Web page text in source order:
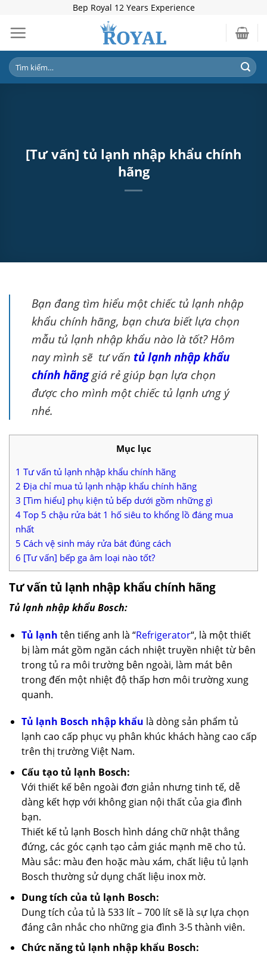
content
Bep Royal 12 Years Experience
Tìm
kiếm:
[Tư vấn] tủ lạnh nhập khẩu chính
hãng
Bạn đang tìm hiểu một chiếc tủ lạnh nhập
khẩu chính hãng, bạn chưa biết lựa chọn
mẫu tủ lạnh nhập khẩu nào là tốt? Hôm
nay mình sẽ tư vấn tủ lạnh nhập khẩu
chính hãnggiá rẻ giúp bạn lựa chọn
được cho mình một chiếc tủ lạnh ưng ý
nhé.
Mục lục
1 Tư vấn tủ lạnh nhập khẩu chính hãng
2 Địa chỉ mua tủ lạnh nhập khẩu chính hãng
3 [Tìm hiểu] phụ kiện tủ bếp dưới gồm những gì
4 Top 5 chậu rửa bát 1 hố siêu to khổng lồ đáng mua
nhất
5 Cách vệ sinh máy rửa bát đúng cách
6 [Tư vấn] bếp ga âm loại nào tốt?
Tư vấn tủ lạnh nhập khẩu chính hãng
Tủ lạnh nhập khẩu Bosch:
Tủ lạnh tên tiếng anh là “Refrigerator“, là một thiết
bị làm mát gồm ngăn cách nhiệt truyền nhiệt từ bên
trong tủ ra môi trường bên ngoài, làm mát bên
trong đến một nhiệt độ thấp hơn môi trường xung
quanh.
Tủ lạnh Bosch nhập khẩu là dòng sản phẩm tủ
lạnh cao cấp phục vụ phân khúc khách hàng cao cấp
trên thị trường Việt Nam.
Cấu tạo tủ lạnh Bosch:
Với thiết kế bên ngoài đơn giản nhưng tinh tế, dễ
dàng kết hợp với không gian nội thất của gia đình
bạn.
Thiết kế tủ lạnh Bosch hình dáng chữ nhật thẳng
đứng, các góc cạnh tạo cảm giác mạnh mẽ cho tủ.
Màu sắc: màu đen hoặc màu xám, chất liệu tủ lạnh
Bosch thường sử dụng chất liệu inox mờ.
Dung tích của tủ lạnh Bosch:
Dung tích của tủ là 533 lít – 700 lít sẽ là sự lựa chọn
đáng cân nhắc cho những gia đình 3-5 thành viên.
Chức năng tủ lạnh nhập khẩu Bosch: